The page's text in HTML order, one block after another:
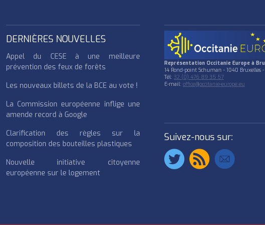
DERNIÈRES NOUVELLES
Appel du CESE à une meilleure
prévention des feux de forêts
Les nouveaux billets de la BCE au vote !
La Commission européenne inflige une
amende record à Google
Clarification des règles sur la
composition des bouteilles plastiques
Nouvelle initiative citoyenne
européenne sur le logement
Représentation Occitanie Europe à
14 Rond-point Schuman - 1040 Bruxelles
Tél:32 (0) 476 89 35 57
E-mail:office@occitanie-europe.eu
Suivez-nous sur: